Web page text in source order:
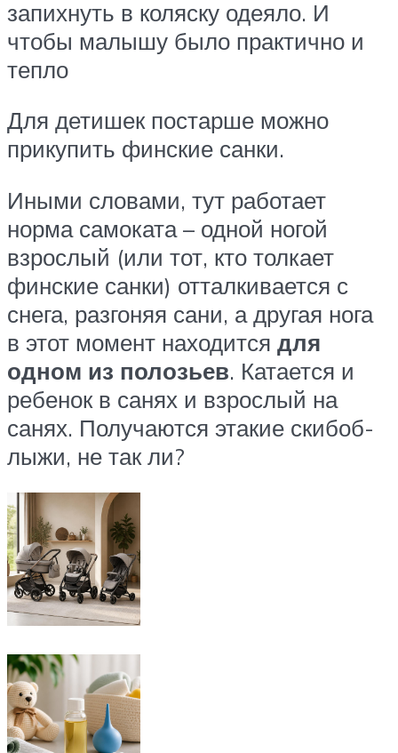
запихнуть в коляску одеяло. И
чтобы малышу было практично и
тепло
Для детишек постарше можно
прикупить финские санки.
Иными словами, тут работает
норма самоката – одной ногой
взрослый (или тот, кто толкает
финские санки) отталкивается с
снега, разгоняя сани, а другая нога
в этот момент находится для
одном из полозьев. Катается и
ребенок в санях и взрослый на
санях. Получаются этакие скибоб-
лыжи, не так ли?